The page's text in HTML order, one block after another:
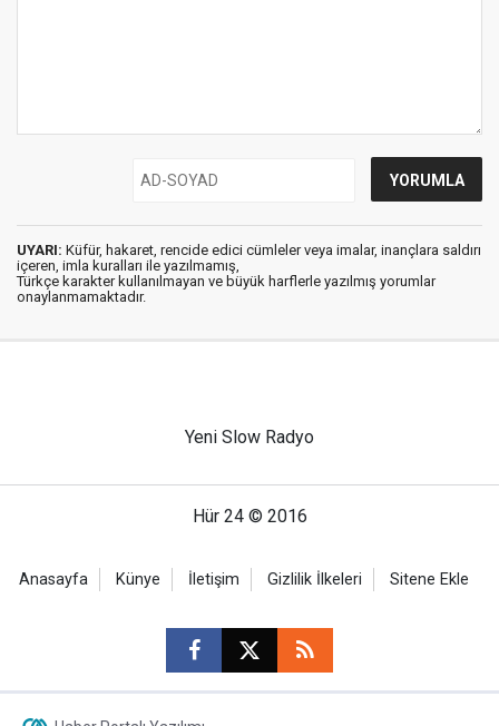
UYARI: Küfür, hakaret, rencide edici cümleler veya imalar, inançlara saldırı
içeren, imla kuralları ile yazılmamış,
Türkçe karakter kullanılmayan ve büyük harflerle yazılmış yorumlar
onaylanmamaktadır.
Yeni Slow Radyo
Hür 24 © 2016
Anasayfa Künye İletişim Gizlilik İlkeleri Sitene Ekle